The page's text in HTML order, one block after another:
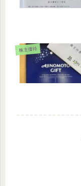
株主優待